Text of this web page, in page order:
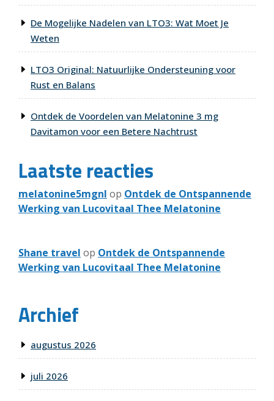
De Mogelijke Nadelen van LTO3: Wat Moet Je
Weten
LTO3 Original: Natuurlijke Ondersteuning voor
Rust en Balans
Ontdek de Voordelen van Melatonine 3 mg
Davitamon voor een Betere Nachtrust
Laatste reacties
melatonine5mgnl op Ontdek de Ontspannende
Werking van Lucovitaal Thee Melatonine
Shane travel op Ontdek de Ontspannende
Werking van Lucovitaal Thee Melatonine
Archief
augustus 2026
juli 2026